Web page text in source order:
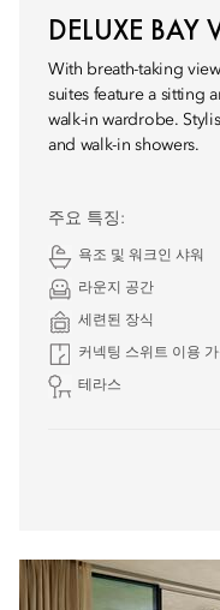
DELUXE BAY
With breath-taking
suites feature a sitting
walk-in wardrobe.
and walk-in showers.
주요 특징:
욕조 및 워크인 샤워
라운지 공간
세련된 장식
커넥팅 스위트 이용 가
테라스